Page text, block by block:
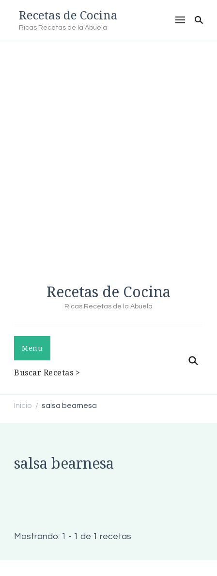
Recetas de Cocina
Ricas Recetas de la Abuela
Recetas de Cocina
Ricas Recetas de la Abuela
Menu
Buscar Recetas >
Inicio / salsa bearnesa
salsa bearnesa
Mostrando: 1 - 1 de 1 recetas